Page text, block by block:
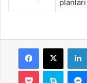
planları
Facebook
X
Pocket Skype